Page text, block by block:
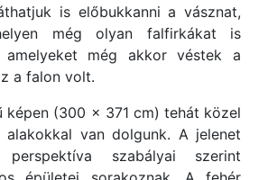
is előbukkanni a vásznat,
még olyan falfirkákat is
amelyeket még akkor véstek a
a falon volt.
képen (300 x 371 cm) tehát közel
alakokkal van dolgunk. A jelenet
szabályai szerint